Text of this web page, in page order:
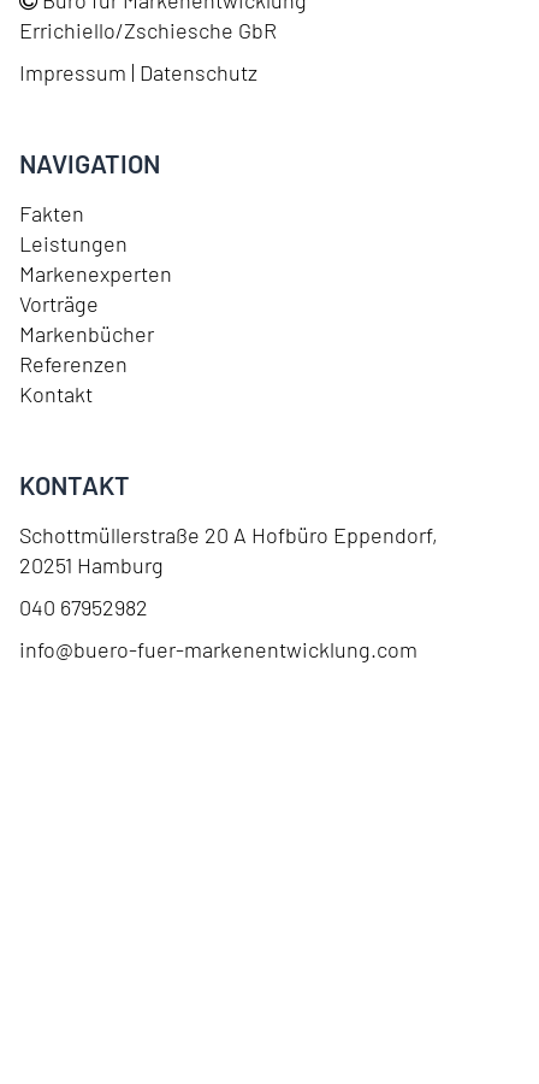
Errichiello/Zschiesche GbR
Impressum | Datenschutz
NAVIGATION
Fakten
Leistungen
Markenexperten
Vorträge
Markenbücher
Referenzen
Kontakt
KONTAKT
Schottmüllerstraße 20 A Hofbüro Eppendorf,
20251 Hamburg
040 67952982
info@buero-fuer-markenentwicklung.com